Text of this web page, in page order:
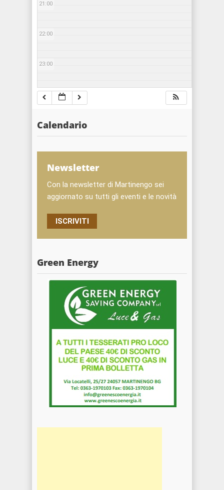
21:00
22:00
23:00
Calendario
Newsletter
Con la newsletter di Martinengo sei
aggiornato su tutti gli eventi e le novità
ISCRIVITI
Green Energy